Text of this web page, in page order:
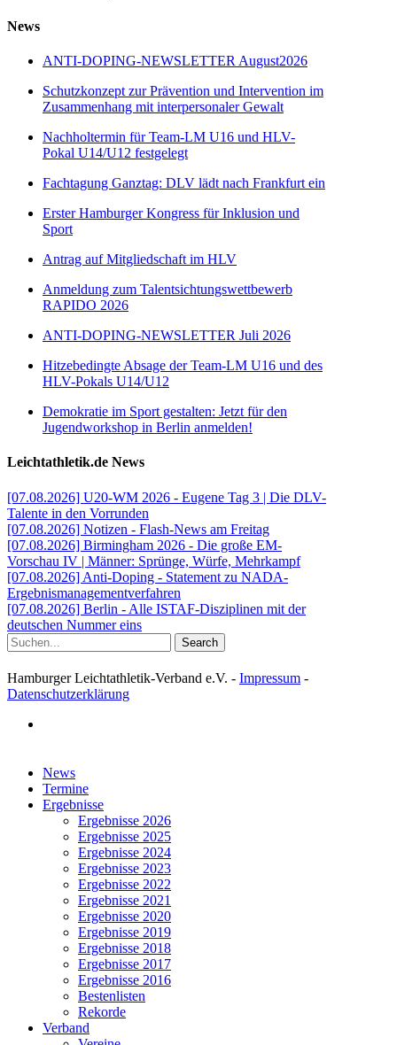
News
ANTI-DOPING-NEWSLETTER August2026
Schutzkonzept zur Prävention und Intervention im
Zusammenhang mit interpersonaler Gewalt
Nachholtermin für Team-LM U16 und HLV-
Pokal U14/U12 festgelegt
Fachtagung Ganztag: DLV lädt nach Frankfurt ein
Erster Hamburger Kongress für Inklusion und
Sport
Antrag auf Mitgliedschaft im HLV
Anmeldung zum Talentsichtungswettbewerb
RAPIDO 2026
ANTI-DOPING-NEWSLETTER Juli 2026
Hitzebedingte Absage der Team-LM U16 und des
HLV-Pokals U14/U12
Demokratie im Sport gestalten: Jetzt für den
Jugendworkshop in Berlin anmelden!
Leichtathletik.de News
[07.08.2026] U20-WM 2026 - Eugene Tag 3 | Die DLV-
Talente in den Vorrunden
[07.08.2026] Notizen - Flash-News am Freitag
[07.08.2026] Birmingham 2026 - Die große EM-
Vorschau IV | Männer: Sprünge, Würfe, Mehrkampf
[07.08.2026] Anti-Doping - Statement zu NADA-
Ergebnismanagementverfahren
[07.08.2026] Berlin - Alle ISTAF-Disziplinen mit der
deutschen Nummer eins
Search
Hamburger Leichtathletik-Verband e.V. - Impressum -
Datenschutzerklärung
Close
Menu
News
Termine
Ergebnisse
Ergebnisse 2026
Ergebnisse 2025
Ergebnisse 2024
Ergebnisse 2023
Ergebnisse 2022
Ergebnisse 2021
Ergebnisse 2020
Ergebnisse 2019
Ergebnisse 2018
Ergebnisse 2017
Ergebnisse 2016
Bestenlisten
Rekorde
Verband